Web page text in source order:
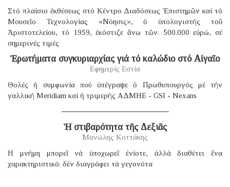
Στό πλαίσιο ἐκθέσεως στό Κέντρο Διαδόσεως Ἐπιστημῶν καί τό
Μουσεῖο Τεχνολογίας «Νόησις», ὁ ὑπολογιστής τοῦ
Ἀριστοτελείου, τό 1959, ἐκόστιζε ἄνω τῶν. 500.000 εὐρώ, σέ
σημερινές τιμές
Ἐρωτήματα συγκυριαρχίας γιά τό καλώδιο στό Αἰγαῖο
Εφημερίς Εστία
Θολές ἡ συμφωνία πού ὑπέγραψε ὁ Πρωθυπουργός μέ τήν
γαλλική Μeridiam καί ἡ τριμερής ΑΔΜΗΕ - GSI - Nexans
Ἡ στιβαρότητα τῆς Δεξιᾶς
Μανώλης Κοττάκης
H μνήμη μπορεῖ νά ὑποχωρεῖ ἐνίοτε, ἀλλά διαθέτει ἕνα
χαρακτηριστικό: δέν διαγράφει τά γεγονότα